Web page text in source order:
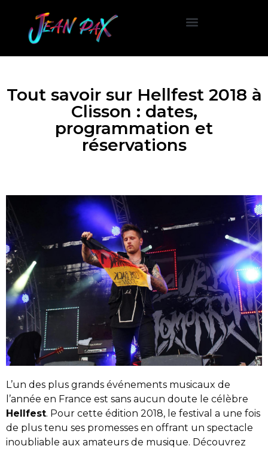
Tout savoir sur Hellfest 2018 à
Clisson : dates,
programmation et
réservations
L’un des plus grands événements musicaux de
l’année en France est sans aucun doute le célèbre
Hellfest. Pour cette édition 2018, le festival a une fois
de plus tenu ses promesses en offrant un spectacle
inoubliable aux amateurs de musique. Découvrez